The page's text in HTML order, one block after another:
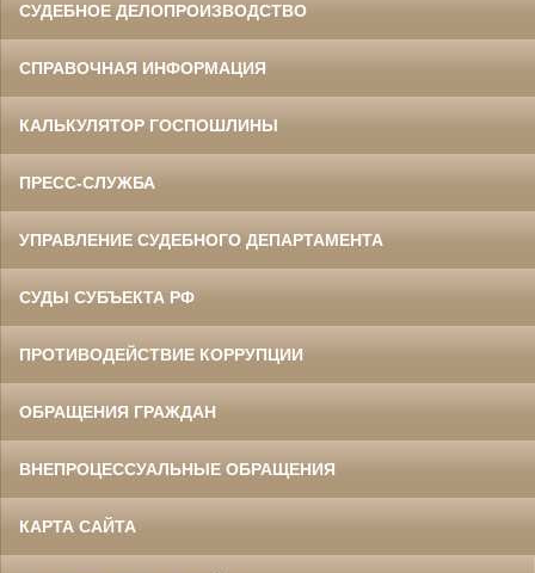
СУДЕБНОЕ ДЕЛОПРОИЗВОДСТВО
СПРАВОЧНАЯ ИНФОРМАЦИЯ
КАЛЬКУЛЯТОР ГОСПОШЛИНЫ
ПРЕСС-СЛУЖБА
УПРАВЛЕНИЕ СУДЕБНОГО ДЕПАРТАМЕНТА
СУДЫ СУБЪЕКТА РФ
ПРОТИВОДЕЙСТВИЕ КОРРУПЦИИ
ОБРАЩЕНИЯ ГРАЖДАН
ВНЕПРОЦЕССУАЛЬНЫЕ ОБРАЩЕНИЯ
КАРТА САЙТА